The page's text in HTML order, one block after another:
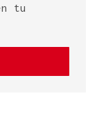
tu